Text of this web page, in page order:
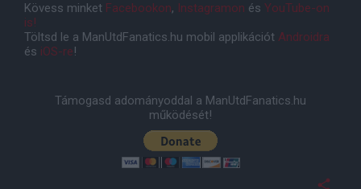
Kövess minket Facebookon, Instagramon és YouTube-on
is!
Töltsd le a ManUtdFanatics.hu mobil applikációt Androidra
és iOS-re!
Támogasd adományoddal a ManUtdFanatics.hu
működését!